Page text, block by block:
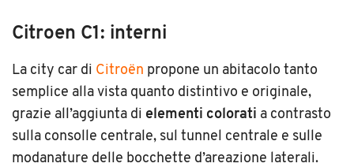
Citroen C1: interni
La city car di Citroën propone un abitacolo tanto
semplice alla vista quanto distintivo e originale,
grazie all’aggiunta di elementi colorati a contrasto
sulla consolle centrale, sul tunnel centrale e sulle
modanature delle bocchette d’areazione laterali.